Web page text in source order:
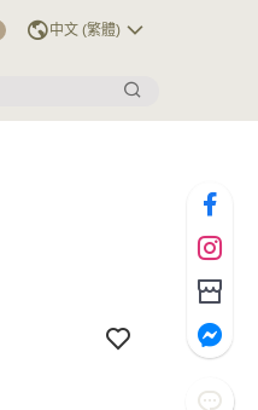
中文 (繁體)